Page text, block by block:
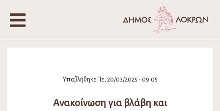
Υποβλήθηκε Πε, 20/03/2025 - 09:05
Ανακοίνωση για βλάβη και